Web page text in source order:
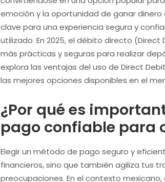
emoción y la oportunidad de ganar
clave para una experiencia segura y
utilizado. En 2025, el débito directo
más prácticas y seguras para realizar
explora las ventajas del uso de Direct
las mejores opciones disponibles en el
¿Por qué es
pago confiable para
Elegir un método de pago seguro y
financieros, sino que también agiliza tus
preocupaciones. En el contexto